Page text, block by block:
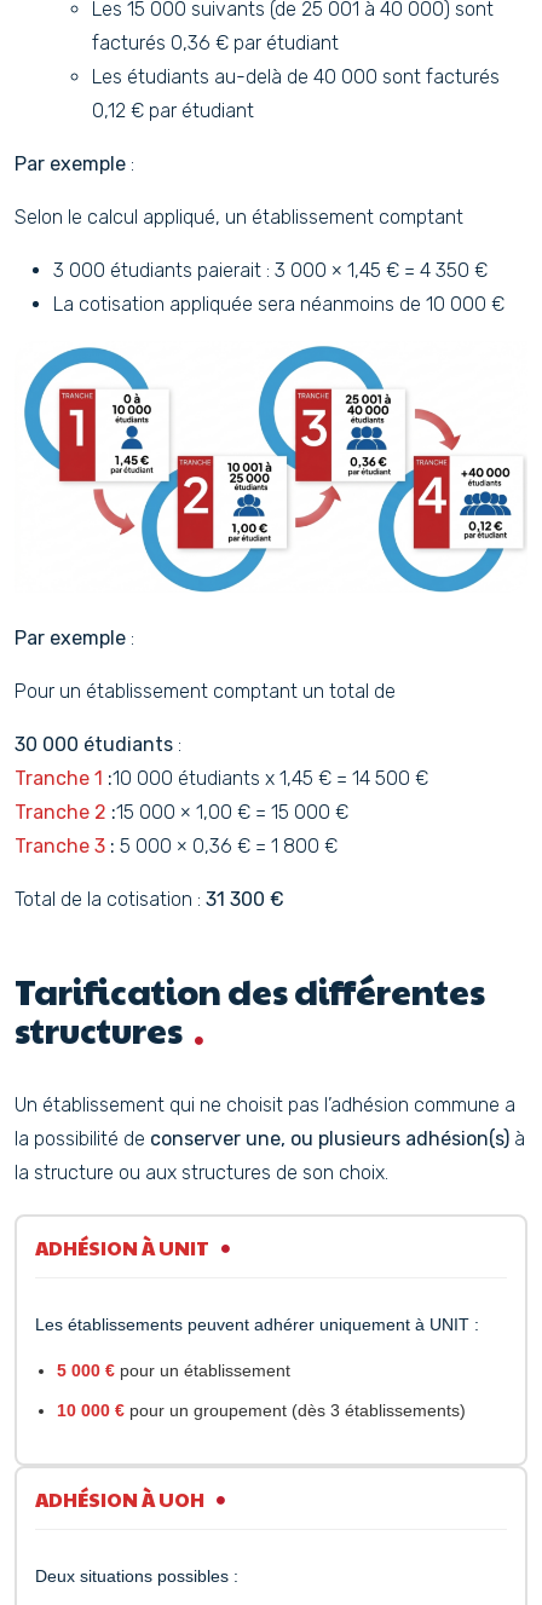
Les 15 000 suivants (de 25 001 à 40 000) sont
facturés 0,36 € par étudiant
Les étudiants au-delà de 40 000 sont facturés
0,12 € par étudiant
Par exemple :
Selon le calcul appliqué, un établissement comptant
3 000 étudiants paierait : 3 000 × 1,45 € = 4 350 €
La cotisation appliquée sera néanmoins de 10 000 €
Par exemple :
Pour un établissement comptant un total de
30 000 étudiants :
Tranche 1 :10 000 étudiants x 1,45 € = 14 500 €
Tranche 2 :15 000 × 1,00 € = 15 000 €
Tranche 3 : 5 000 × 0,36 € = 1 800 €
Total de la cotisation : 31 300 €
Tarification des différentes
structures
Un établissement qui ne choisit pas l’adhésion commune a
la possibilité de conserver une, ou plusieurs adhésion(s) à
la structure ou aux structures de son choix.
ADHÉSION À UNIT
Les établissements peuvent adhérer uniquement à UNIT :
5 000 € pour un établissement
10 000 € pour un groupement (dès 3 établissements)
ADHÉSION À UOH
Deux situations possibles :